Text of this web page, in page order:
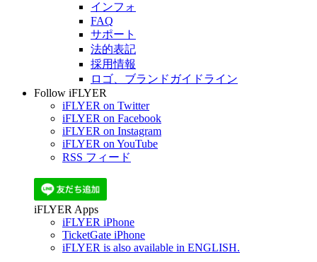
インフォ
FAQ
サポート
法的表記
採用情報
ロゴ、ブランドガイドライン
Follow iFLYER
iFLYER on Twitter
iFLYER on Facebook
iFLYER on Instagram
iFLYER on YouTube
RSS フィード
iFLYER Apps
iFLYER iPhone
TicketGate iPhone
iFLYER is also available in ENGLISH.